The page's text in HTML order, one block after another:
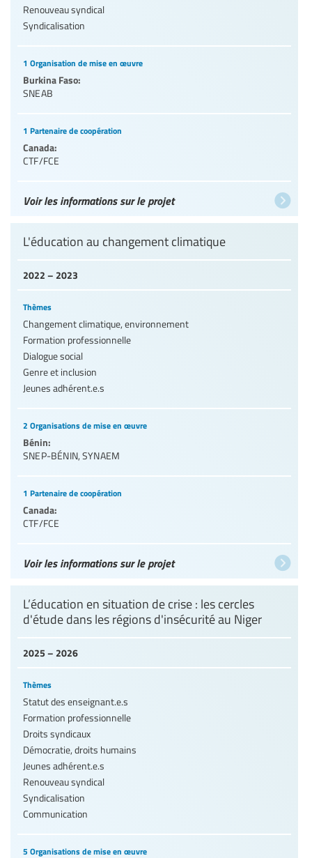
Renouveau syndical
Syndicalisation
1 Organisation de mise en œuvre
Burkina Faso:
SNEAB
1 Partenaire de coopération
Canada:
CTF/FCE
Voir les informations sur le projet
2022 – 2023
L'éducation au changement climatique
Thèmes
Changement climatique, environnement
Formation professionnelle
Dialogue social
Genre et inclusion
Jeunes adhérent.e.s
2 Organisations de mise en œuvre
Bénin:
SNEP-BÉNIN, SYNAEM
1 Partenaire de coopération
Canada:
CTF/FCE
Voir les informations sur le projet
2025 – 2026
L’éducation en situation de crise : les cercles
d'étude dans les régions d'insécurité au Niger
Thèmes
Statut des enseignant.e.s
Formation professionnelle
Droits syndicaux
Démocratie, droits humains
Jeunes adhérent.e.s
Renouveau syndical
Syndicalisation
Communication
5 Organisations de mise en œuvre